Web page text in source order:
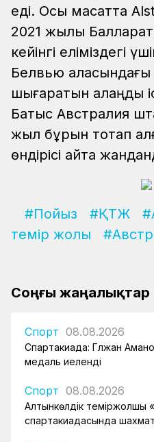
еді. Осы мақсатта
2021 жылы
кейінгі еліміздегі
Белвью
шығаратын алаңды
Батыс Австралия
жыл бұрын тоқтап
өндірісі қайта
#Пойыз #ҚТЖ
темір жолы
Соңғы жаңалықтар
Спорт 08.08.2026
Спартакиада: Гүлжан
медаль иеленді
Спорт 08.08.2026
Алтынкөлдік теміржолшы
спартакиадасында